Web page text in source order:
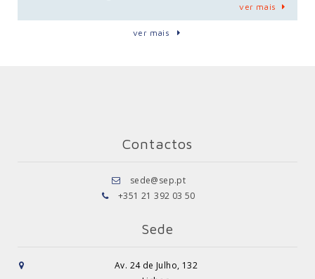
ver mais
ver mais
Contactos
sede@sep.pt
+351 21 392 03 50
Sede
Av. 24 de Julho, 132